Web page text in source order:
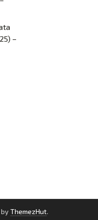
–
ThemezHut.